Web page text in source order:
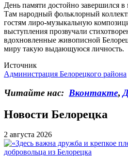
День памяти достойно завершился
Там народный фольклорный
гостям лиро-музыкальную
выступления прозвучали
вдохновленные живописной
миру такую выдающуюся личность.
Источник
Администрация Белорецкого района
Читайте нас: Вконтакте,
Новости Белорецка
2 августа 2026